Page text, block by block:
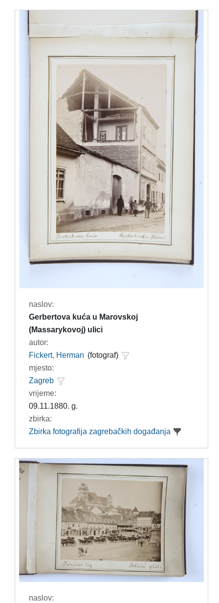
naslov:
Gerbertova kuća u Marovskoj
(Massarykovoj) ulici
autor:
Fickert, Herman (fotograf)
mjesto:
Zagreb
vrijeme:
09.11.1880. g.
zbirka:
Zbirka fotografija zagrebačkih događanja
naslov: